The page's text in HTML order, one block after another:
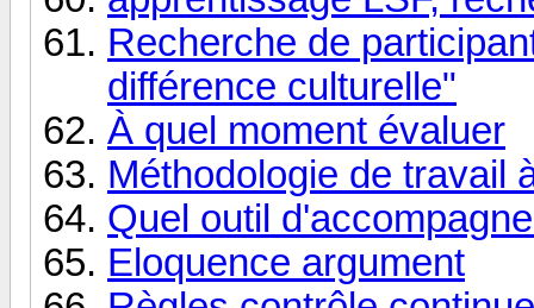
Recherche de
différence culturelle"
À quel moment évaluer
Méthodologie de travail
Quel outil
Eloquence argument